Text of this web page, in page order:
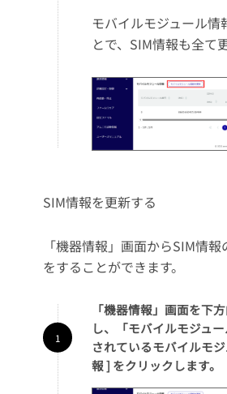
モバイルモジュール情
とで、SIM情報も全て
SIM情報を更新する
「機器情報」画面からSIM情
をすることができます。
「機器情報」画面を下
し、「モバイルモジュ
されているモバイルモ
報 ] をクリックします。